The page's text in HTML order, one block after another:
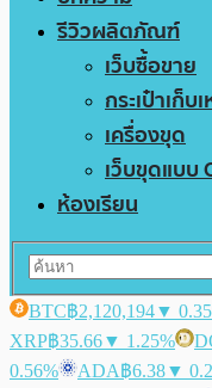
รีวิวผลิตภัณฑ์
เว็บซื้อขาย
กระเป๋าเก็บ
เครื่องขุด
เว็บขุดแบบ
ห้องเรียน
BTC฿2,120,194▼
XRP฿35.66▼ 1.25%
0.56%
ADA฿6.38▼